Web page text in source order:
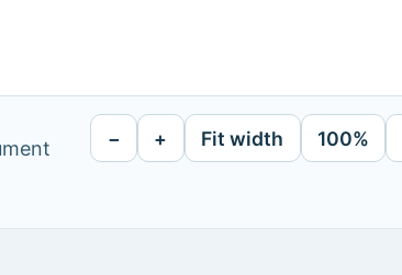
− + Fit width 100%